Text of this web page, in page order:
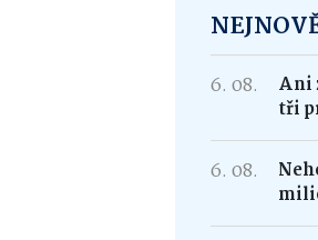
6. 08.
Ani
tři
6. 08.